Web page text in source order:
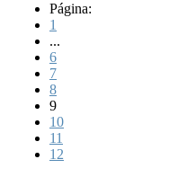
Página:
1
...
6
7
8
9
10
11
12